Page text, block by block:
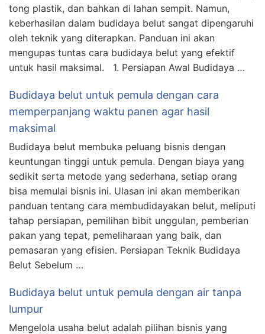
tong plastik, dan bahkan di lahan sempit. Namun,
keberhasilan dalam budidaya belut sangat dipengaruhi
oleh teknik yang diterapkan. Panduan ini akan
mengupas tuntas cara budidaya belut yang efektif
untuk hasil maksimal. 1. Persiapan Awal Budidaya …
Budidaya belut untuk pemula dengan cara
memperpanjang waktu panen agar hasil
maksimal
Budidaya belut membuka peluang bisnis dengan
keuntungan tinggi untuk pemula. Dengan biaya yang
sedikit serta metode yang sederhana, setiap orang
bisa memulai bisnis ini. Ulasan ini akan memberikan
panduan tentang cara membudidayakan belut, meliputi
tahap persiapan, pemilihan bibit unggulan, pemberian
pakan yang tepat, pemeliharaan yang baik, dan
pemasaran yang efisien. Persiapan Teknik Budidaya
Belut Sebelum …
Budidaya belut untuk pemula dengan air tanpa
lumpur
Mengelola usaha belut adalah pilihan bisnis yang